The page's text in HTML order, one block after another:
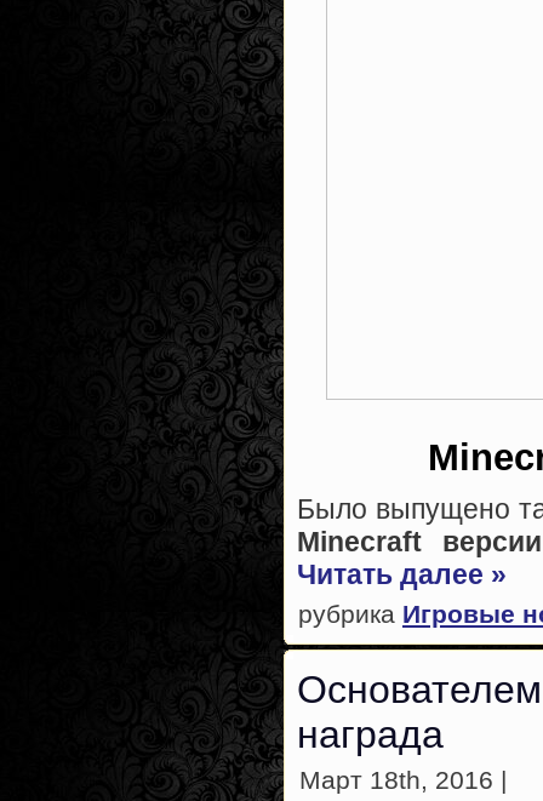
Было выпущено
Minecraft
Читать далее »
рубрика Игровые
награда
Март 18th, 2016 |